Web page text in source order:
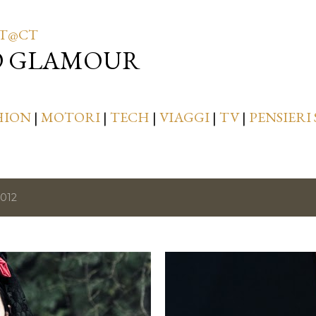
GLAMOUR
| MOTORI | TECH | VIAGGI | TV| PENSIERI